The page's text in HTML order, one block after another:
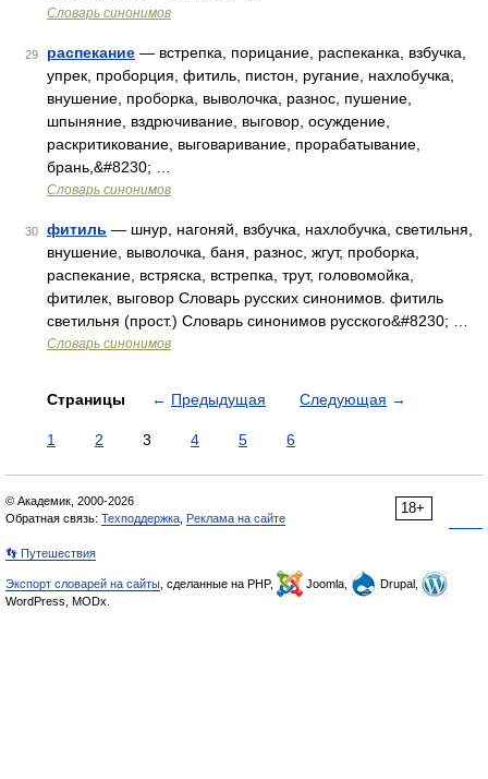
Словарь синонимов
29 распекание — встрепка, порицание, распеканка, взбучка,
упрек, проборция, фитиль, пистон, ругание, нахлобучка,
внушение, проборка, выволочка, разнос, пушение,
шпыняние, вздрючивание, выговор, осуждение,
раскритикование, выговаривание, прорабатывание,
брань,&#8230; …
Словарь синонимов
30 фитиль — шнур, нагоняй, взбучка, нахлобучка, светильня,
внушение, выволочка, баня, разнос, жгут, проборка,
распекание, встряска, встрепка, трут, головомойка,
фитилек, выговор Словарь русских синонимов. фитиль
светильня (прост.) Словарь синонимов русского&#8230; …
Словарь синонимов
Страницы ← Предыдущая Следующая →
1 2 3 4 5 6
18+
© Академик, 2000-2026
Обратная связь: Техподдержка Реклама на сайте
👣 Путешествия
Экспорт словарей на сайты , сделанные на PHP, Joomla,
Drupal,
WordPress, MODx.